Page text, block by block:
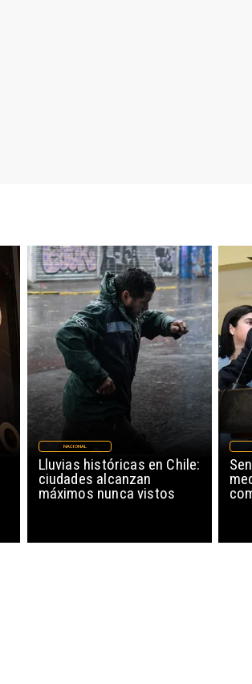
Lluvias históricas en Chile:
ciudades alcanzan
máximos nunca vistos
NACIONAL